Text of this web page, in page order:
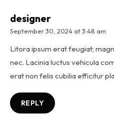
designer
September 30, 2024 at 3:48 am
Litora ipsum erat feugiat;
nec. Lacinia luctus vehicula
erat non felis cubilia efficitur
REPLY